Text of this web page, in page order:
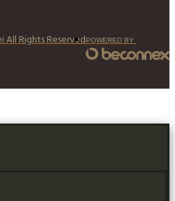
Rights ReservedPOWERED BY